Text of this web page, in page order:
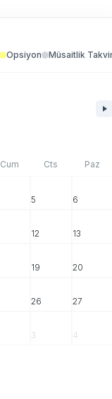
Opsiyon Müsaitlik
Cum Cts Paz
5 6
12 13
19 20
26 27
3 4